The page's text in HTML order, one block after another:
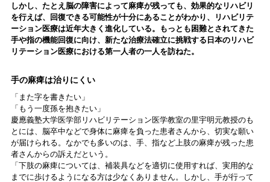
しかし、たとえ脳の障害によって麻痺が残っても、効果的なリハビリ
を行えば、回復できる可能性が十分にあることがわかり、リハビリテ
ーション医療は近年大きく進化している。もっとも困難とされてきた
手や指の機能回復に向け、新たな治療法確立に挑戦する日本のリハビ
リテーション医療における第一人者の一人を訪ねた。
手の麻痺は治りにくい
「また字を書きたい」
「もう一度孫を抱きたい」
慶應義塾大学医学部リハビリテーション医学教室の里宇明元教授のも
とには、脳卒中などで身体に麻痺を負った患者さんから、切実な願い
が届けられる。なかでも多いのは、手、指など上肢の麻痺が残った患
者さんからの訴えだという。
「下肢の麻痺については、補装具などを適切に使用すれば、実用的な
までに歩けるようになる方は少なくありません。しかし、手が行って